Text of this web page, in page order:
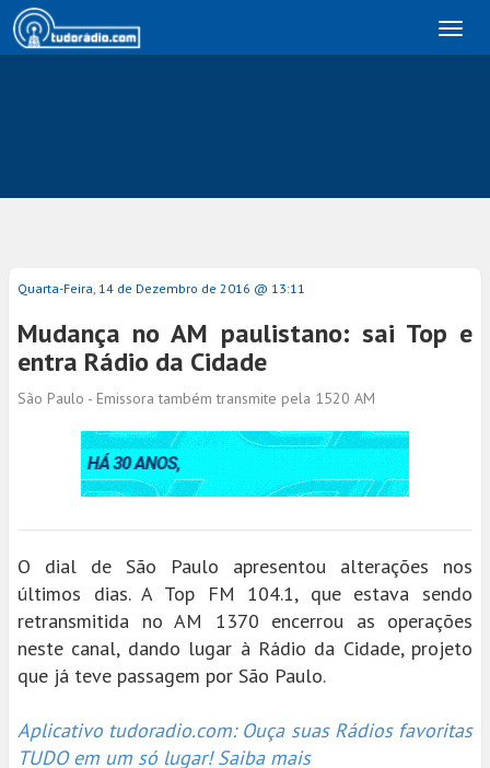
Quarta-Feira, 14 de Dezembro de 2016 @ 13:11
Mudança no AM paulistano: sai Top e
entra Rádio da Cidade
São Paulo - Emissora também transmite pela 1520 AM
O dial de São Paulo apresentou alterações nos
últimos dias. A Top FM 104.1, que estava sendo
retransmitida no AM 1370 encerrou as operações
neste canal, dando lugar à Rádio da Cidade, projeto
que já teve passagem por São Paulo.
Aplicativo tudoradio.com: Ouça suas Rádios favoritas
TUDO em um só lugar! Saiba mais